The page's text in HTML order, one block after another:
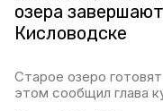
озера
Кисловодске
Старое озеро
этом сообщил глава